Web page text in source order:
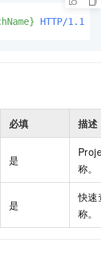
HTTP/1.1
必填 描述
是
称。
是
快速查
称。